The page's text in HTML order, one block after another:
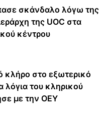
σκάνδαλο λόγω της
της UOC στα
κέντρου
κλήρο στο εξωτερικό
λόγια του κληρικού
με την ΟΕΥ